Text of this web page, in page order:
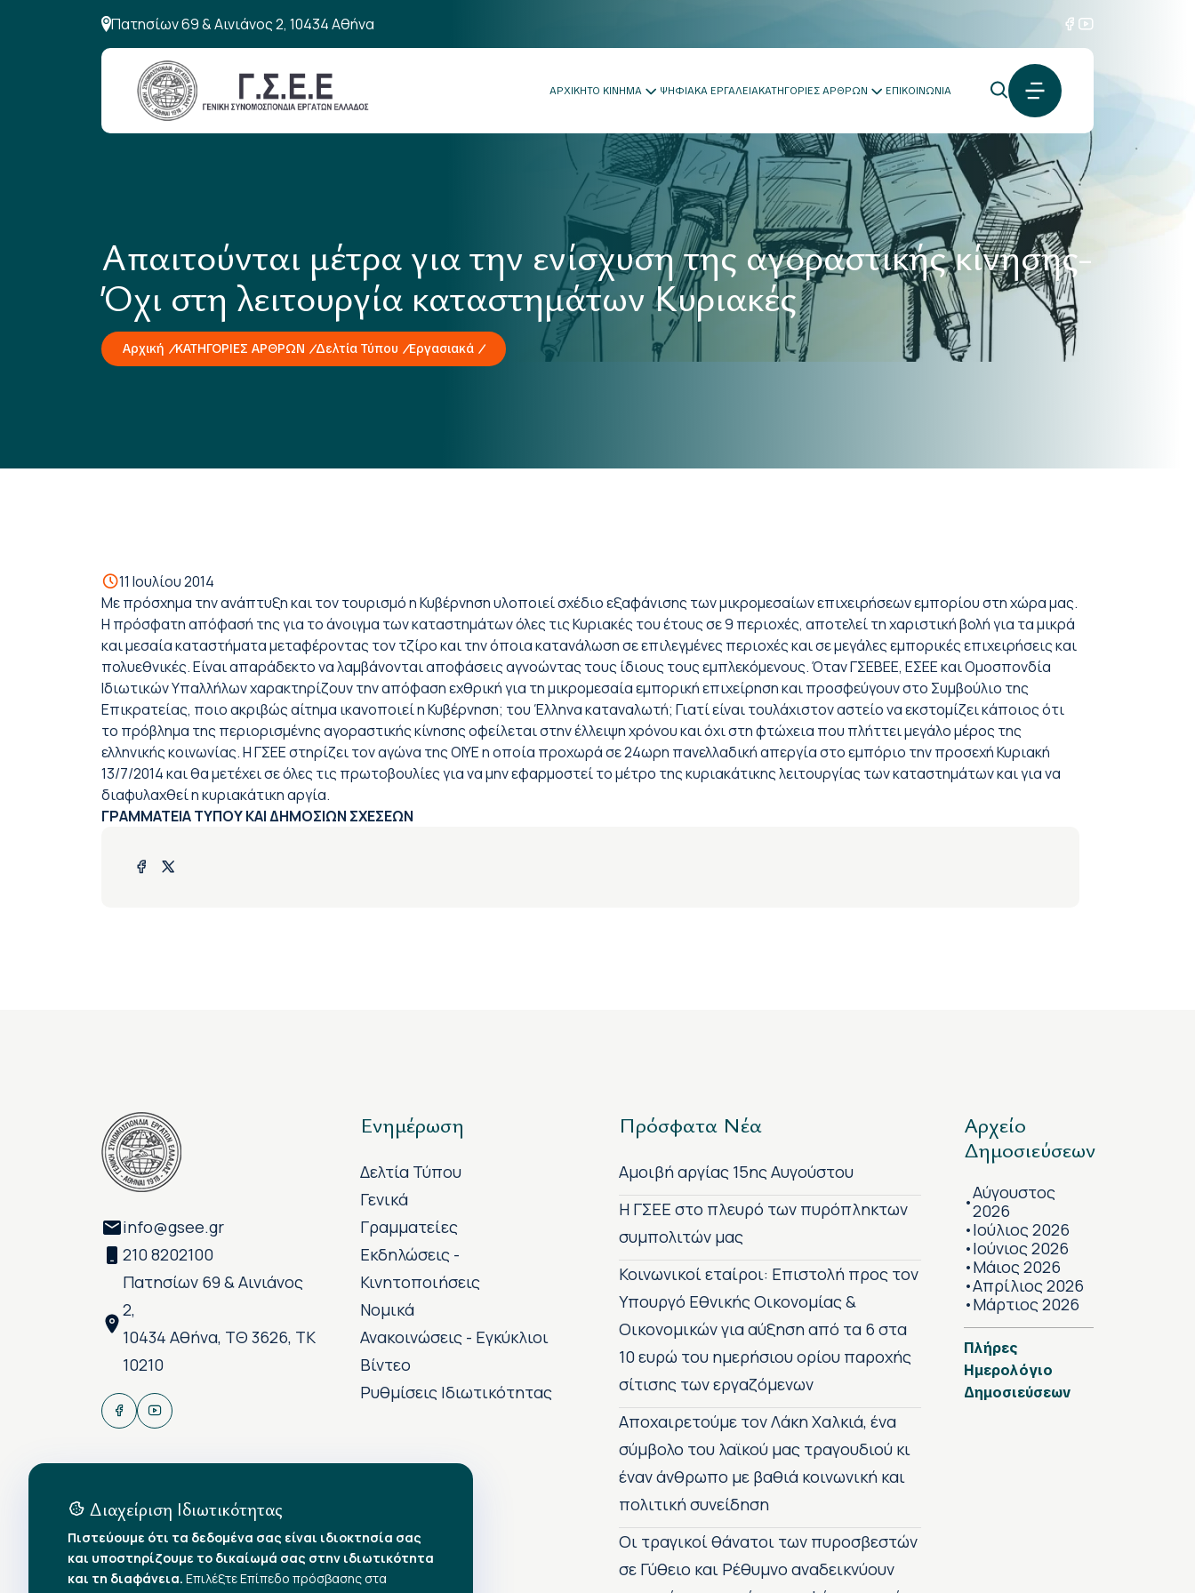
Πατησίων 69 & Αινιάνος 2, 10434 Αθήνα
ΑΡΧΙΚΗΤΟ ΚΙΝΗΜΑ ΨΗΦΙΑΚΑ ΕΡΓΑΛΕΙΑΚΑΤΗΓΟΡΙΕΣ ΑΡΘΡΩΝ ΕΠΙΚΟΙΝΩΝΙΑ
Απαιτούνται μέτρα για την ενίσχυση της αγοραστικής κίνησης-
Όχι στη λειτουργία καταστημάτων Κυριακές
Αρχική ΚΑΤΗΓΟΡΙΕΣ ΑΡΘΡΩΝ Δελτία Τύπου Εργασιακά
11 Ιουλίου 2014
Με πρόσχημα την ανάπτυξη και τον τουρισμό η Κυβέρνηση υλοποιεί σχέδιο εξαφάνισης των μικρομεσαίων επιχειρήσεων εμπορίου στη χώρα μας.
Η πρόσφατη απόφασή της για το άνοιγμα των καταστημάτων όλες τις Κυριακές του έτους σε 9 περιοχές, αποτελεί τη χαριστική βολή για τα μικρά
και μεσαία καταστήματα μεταφέροντας τον τζίρο και την όποια κατανάλωση σε επιλεγμένες περιοχές και σε μεγάλες εμπορικές επιχειρήσεις και
πολυεθνικές. Είναι απαράδεκτο να λαμβάνονται αποφάσεις αγνοώντας τους ίδιους τους εμπλεκόμενους. Όταν ΓΣΕΒΕΕ, ΕΣΕΕ και Ομοσπονδία
Ιδιωτικών Υπαλλήλων χαρακτηρίζουν την απόφαση εχθρική για τη μικρομεσαία εμπορική επιχείρηση και προσφεύγουν στο Συμβούλιο της
Επικρατείας, ποιο ακριβώς αίτημα ικανοποιεί η Κυβέρνηση; του Έλληνα καταναλωτή; Γιατί είναι τουλάχιστον αστείο να εκστομίζει κάποιος ότι
το πρόβλημα της περιορισμένης αγοραστικής κίνησης οφείλεται στην έλλειψη χρόνου και όχι στη φτώχεια που πλήττει μεγάλο μέρος της
ελληνικής κοινωνίας. Η ΓΣΕΕ στηρίζει τον αγώνα της ΟΙΥΕ η οποία προχωρά σε 24ωρη πανελλαδική απεργία στο εμπόριο την προσεχή Κυριακή
13/7/2014 και θα μετέχει σε όλες τις πρωτοβουλίες για να μην εφαρμοστεί το μέτρο της κυριακάτικης λειτουργίας των καταστημάτων και για να
διαφυλαχθεί η κυριακάτικη αργία.
ΓΡΑΜΜΑΤΕΙΑ ΤΥΠΟΥ ΚΑΙ ΔΗΜΟΣΙΩΝ ΣΧΕΣΕΩΝ
info@gsee.gr
210 8202100
Πατησίων 69 & Αινιάνος
2,
10434 Αθήνα, ΤΘ 3626, ΤΚ
10210
Ενημέρωση
Δελτία Τύπου
Γενικά
Γραμματείες
Εκδηλώσεις -
Κινητοποιήσεις
Νομικά
Ανακοινώσεις - Εγκύκλιοι
Βίντεο
Ρυθμίσεις Ιδιωτικότητας
Πρόσφατα Νέα
Αμοιβή αργίας 15ης Αυγούστου
H ΓΣΕΕ στο πλευρό των πυρόπληκτων
συμπολιτών μας
Κοινωνικοί εταίροι: Επιστολή προς τον
Υπουργό Εθνικής Οικονομίας &
Οικονομικών για αύξηση από τα 6 στα
10 ευρώ του ημερήσιου ορίου παροχής
σίτισης των εργαζόμενων
Αποχαιρετούμε τον Λάκη Χαλκιά, ένα
σύμβολο του λαϊκού μας τραγουδιού κι
έναν άνθρωπο με βαθιά κοινωνική και
πολιτική συνείδηση
Οι τραγικοί θάνατοι των πυροσβεστών
σε Γύθειο και Ρέθυμνο αναδεικνύουν
Αρχείο
Δημοσιεύσεων
•Αύγουστος
2026
•Ιούλιος 2026
•Ιούνιος 2026
•Μάιος 2026
•Απρίλιος 2026
•Μάρτιος 2026
Πλήρες
Ημερολόγιο
Δημοσιεύσεων
Διαχείριση Ιδιωτικότητας
Πιστεύουμε ότι τα δεδομένα σας είναι ιδιοκτησία σας
και υποστηρίζουμε το δικαίωμά σας στην ιδιωτικότητα
και τη διαφάνεια. Επιλέξτε Επίπεδο πρόσβασης στα